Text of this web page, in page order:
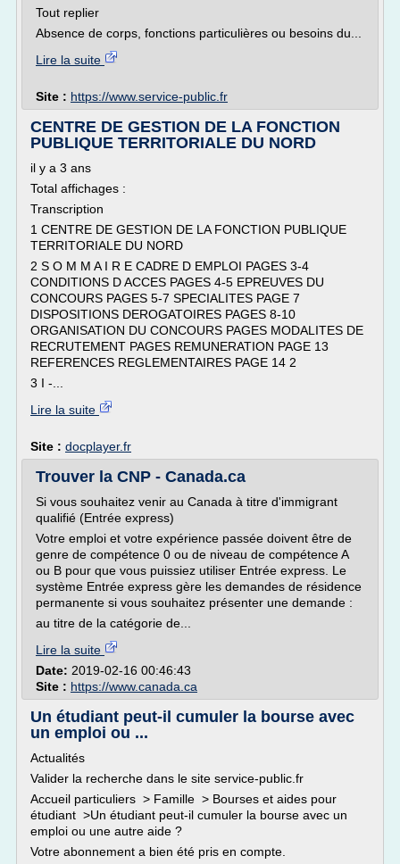
Tout replier
Absence de corps, fonctions particulières ou besoins du...
Lire la suite
Site : https://www.service-public.fr
CENTRE DE GESTION DE LA FONCTION
PUBLIQUE TERRITORIALE DU NORD
il y a 3 ans
Total affichages :
Transcription
1 CENTRE DE GESTION DE LA FONCTION PUBLIQUE
TERRITORIALE DU NORD
2 S O M M A I R E CADRE D EMPLOI PAGES 3-4
CONDITIONS D ACCES PAGES 4-5 EPREUVES DU
CONCOURS PAGES 5-7 SPECIALITES PAGE 7
DISPOSITIONS DEROGATOIRES PAGES 8-10
ORGANISATION DU CONCOURS PAGES MODALITES DE
RECRUTEMENT PAGES REMUNERATION PAGE 13
REFERENCES REGLEMENTAIRES PAGE 14 2
3 I -...
Lire la suite
Site : docplayer.fr
Trouver la CNP - Canada.ca
Si vous souhaitez venir au Canada à titre d'immigrant
qualifié (Entrée express)
Votre emploi et votre expérience passée doivent être de
genre de compétence 0 ou de niveau de compétence A
ou B pour que vous puissiez utiliser Entrée express. Le
système Entrée express gère les demandes de résidence
permanente si vous souhaitez présenter une demande :
au titre de la catégorie de...
Lire la suite
Date: 2019-02-16 00:46:43
Site : https://www.canada.ca
Un étudiant peut-il cumuler la bourse avec
un emploi ou ...
Actualités
Valider la recherche dans le site service-public.fr
Accueil particuliers > Famille > Bourses et aides pour
étudiant >Un étudiant peut-il cumuler la bourse avec un
emploi ou une autre aide ?
Votre abonnement a bien été pris en compte.